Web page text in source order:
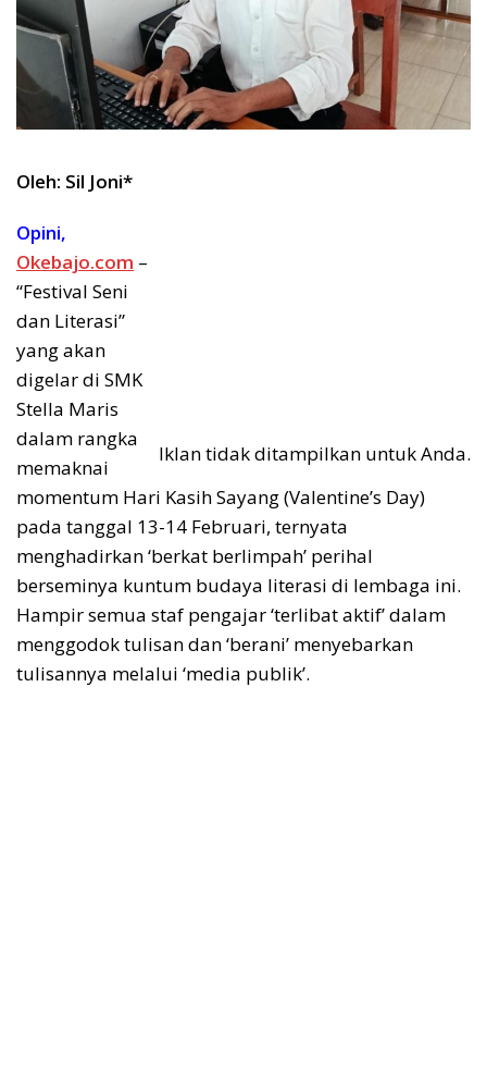
Iklan tidak ditampilkan untuk Anda.
Oleh: Sil Joni*
Opini,
Okebajo.com –
“Festival Seni
dan Literasi”
yang akan
digelar di SMK
Stella Maris
dalam rangka
memaknai
momentum Hari Kasih Sayang (Valentine’s Day)
pada tanggal 13-14 Februari, ternyata
menghadirkan ‘berkat berlimpah’ perihal
berseminya kuntum budaya literasi di lembaga ini.
Hampir semua staf pengajar ‘terlibat aktif’ dalam
menggodok tulisan dan ‘berani’ menyebarkan
tulisannya melalui ‘media publik’.